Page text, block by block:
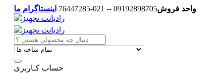
واحد فروش09192898705 -- 021-76447285 اینستاگرام ما
حساب کـاربری